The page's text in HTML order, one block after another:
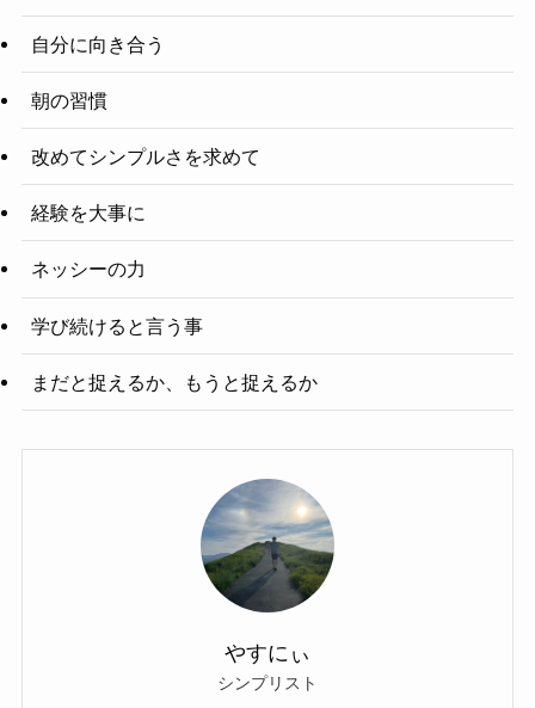
自分に向き合う
朝の習慣
改めてシンプルさを求めて
経験を大事に
ネッシーの力
学び続けると言う事
まだと捉えるか、もうと捉えるか
やすにぃ
シンプリスト